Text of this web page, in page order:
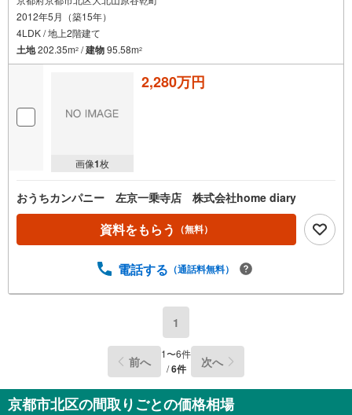
2012年5月（築15年）
4LDK / 地上2階建て
土地202.35m2 /建物95.58m2
画像1枚
2,280万円
おうちカンパニー 左京一乗寺店 株式会社home diary
資料をもらう （無料）
電話する （通話料無料）
1
前へ 1〜6件
/6件 次へ
京都市北区の間取りごとの価格相場